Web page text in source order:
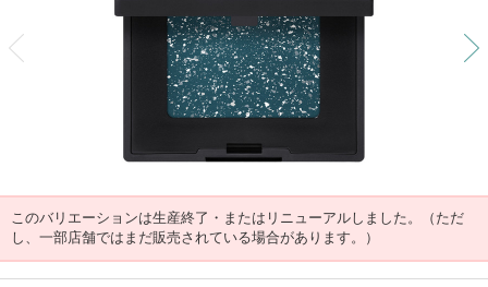
このバリエーションは生産終了・またはリニューアルしました。（ただ
し、一部店舗ではまだ販売されている場合があります。）